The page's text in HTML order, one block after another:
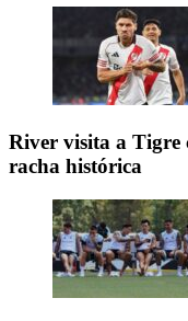
River visita a Tigre
racha histórica